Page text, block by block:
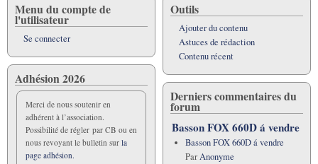
Menu du compte de
l'utilisateur
Se connecter
Adhésion 2026
Merci de nous soutenir en
adhérent à l’association.
Possibilité de régler par CB ou en
nous revoyant le bulletin sur la
page adhésion.
Outils
Ajouter du contenu
Astuces de rédaction
Contenu récent
Derniers commentaires du
forum
Basson FOX 660D á vendre
Basson FOX 660D á vendre
ParAnonyme